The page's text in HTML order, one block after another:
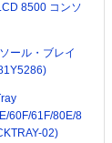
8500 コンソ
ール・ブレイ
60F/61F/80E/8
02)